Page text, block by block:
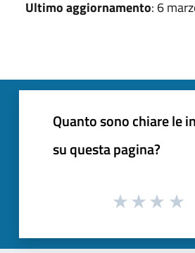
Ultimo aggiornamento: 6
Quanto sono chiare le
su questa pagina?